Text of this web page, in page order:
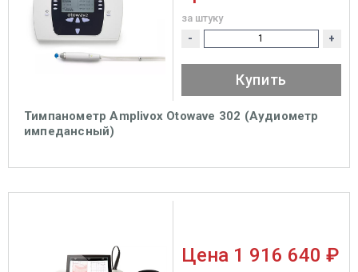
Тимпанометр Amplivox Otowave 302 (Аудиометр
импедансный)
за штуку
- +
Купить
Цена 1 916 640 ₽